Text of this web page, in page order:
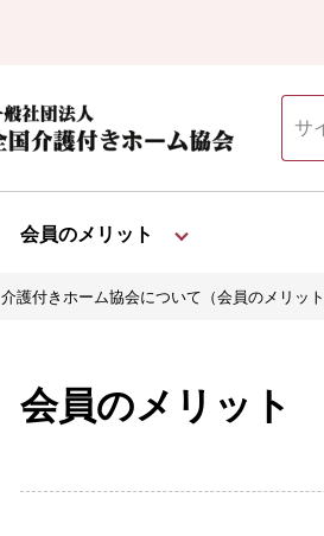
【会員
会員のメリット
介護付きホーム協会について（会員のメリット
会員のメリット